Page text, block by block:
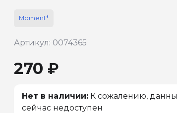
Moment*
Артикул: 0074365
270 ₽
Нет в наличии: К сожалению,
сейчас недоступен